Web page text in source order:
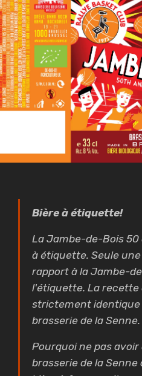
Bière à étiquette!
La Jambe-de-Bois
à étiquette. Seule
rapport à la Jambe-
l'étiquette. La recette
strictement identique
brasserie de la Senne.
Pourquoi ne pas avoir
brasserie de la